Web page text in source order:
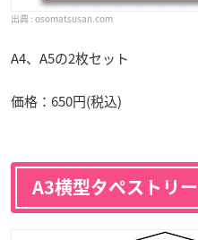
osomatsusan.com
A4、A5の2枚セット
価格：650円(税込)
A3横型タペストリー